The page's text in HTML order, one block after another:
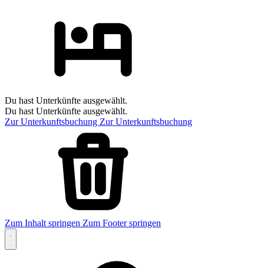
Du hast Unterkünfte ausgewählt.
Du hast Unterkünfte ausgewählt.
Zur Unterkunftsbuchung Zur Unterkunftsbuchung
Zum Inhalt springen Zum Footer springen